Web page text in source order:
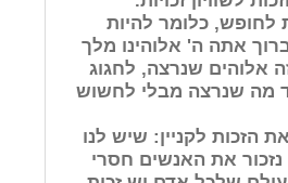
לחופש, כלומר להיות
אתה ה' אלוהינו מלך
אלוהים שנרצה, לחגוג
מה שנרצה מבלי לחשוש
הזכות לקניין: שיש לנו
נזכור את האנשים חסרי